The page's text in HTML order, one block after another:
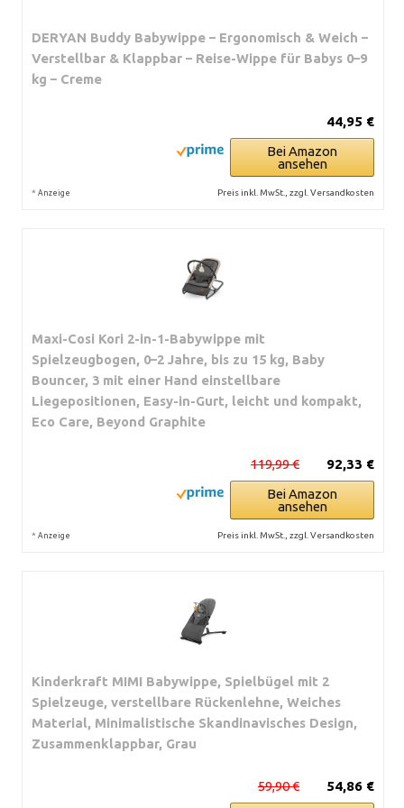
DERYAN Buddy Babywippe – Ergonomisch & Weich –
Verstellbar & Klappbar – Reise-Wippe für Babys 0–9
kg – Creme
44,95 €
Bei Amazon
ansehen
* Anzeige Preis inkl. MwSt., zzgl. Versandkosten
Maxi-Cosi Kori 2-in-1-Babywippe mit
Spielzeugbogen, 0–2 Jahre, bis zu 15 kg, Baby
Bouncer, 3 mit einer Hand einstellbare
Liegepositionen, Easy-in-Gurt, leicht und kompakt,
Eco Care, Beyond Graphite
92,33 €
119,99 €
Bei Amazon
ansehen
* Anzeige Preis inkl. MwSt., zzgl. Versandkosten
Kinderkraft MIMI Babywippe, Spielbügel mit 2
Spielzeuge, verstellbare Rückenlehne, Weiches
Material, Minimalistische Skandinavisches Design,
Zusammenklappbar, Grau
54,86 €
59,90 €